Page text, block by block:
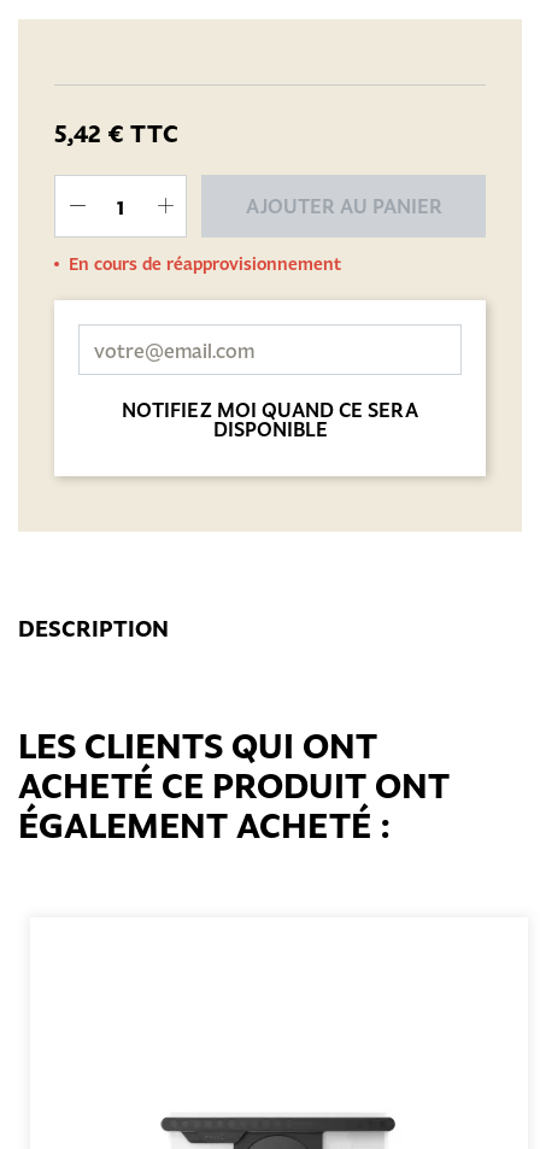
5,42 € TTC
AJOUTER AU PANIER
En cours de réapprovisionnement
NOTIFIEZ MOI QUAND CE SERA
DISPONIBLE
DESCRIPTION
LES CLIENTS QUI ONT
ACHETÉ CE PRODUIT ONT
ÉGALEMENT ACHETÉ :